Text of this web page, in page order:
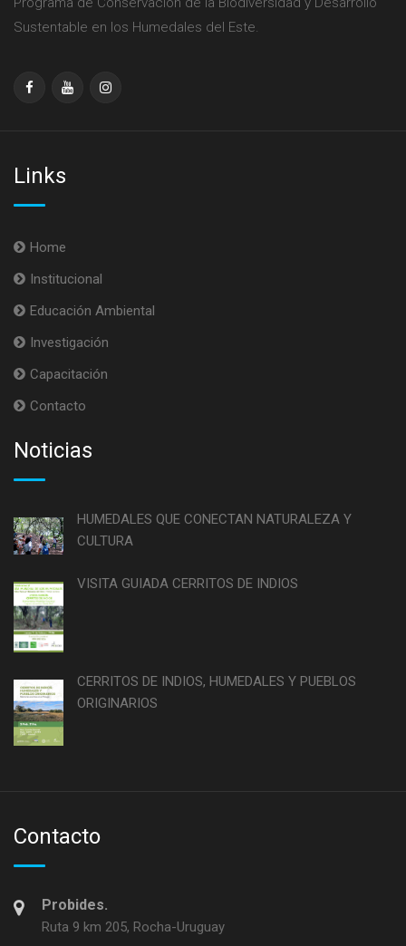
Sustentable en los Humedales del Este.
Links
Home
Institucional
Educación Ambiental
Investigación
Capacitación
Contacto
Noticias
HUMEDALES QUE CONECTAN NATURALEZA Y
CULTURA
VISITA GUIADA CERRITOS DE INDIOS
CERRITOS DE INDIOS, HUMEDALES Y PUEBLOS
ORIGINARIOS
Contacto
Probides.
Ruta 9 km 205, Rocha-Uruguay